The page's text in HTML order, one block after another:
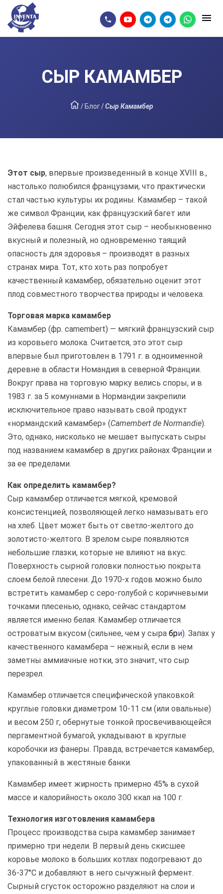
СЫР КАМАМБЕР
/ Блог/Сыр Камамбер
Этот сыр, впервые произведенный в конце XVIII в.,
настолько полюбился французами, что практически
стал частью культуры их родины. Камамбер – такой
же символ Франции, как французский багет или
Эйфелева башня. Сегодня этот сыр – необыкновенно
вкусный и полезный, но одновременно таящий
опасность для здоровья – производят в разных
странах мира. Тот, кто хоть раз попробует
качественный камамбер, обязательно оценит этот
плод совместного творчества природы и человека.
Торговая марка камамбер
Камамбер (фр. сamembert) — мягкий французский сыр
из коровьего молока. Считается, это этот сыр
впервые был приготовлен в 1791 г. в одноименной
деревне в области Номандия в северной Франции.
Вокруг права на торговую марку велись споры, и в
1983 г. за 5 комуннами в Нормандии закрепили
исключительное право называть свой продукт
«нормандский камамбер» (Camembert de Normandie).
Это, однако, нисколько не мешает выпускать сыры
под названием камамбер в других районах Франции и
за ее пределами.
Как определить камамбер?
Сыр камамбер отличается мягкой, кремовой
консистенцией, позволяющей легко намазывать его
на хлеб. Цвет может быть от светло-желтого до
золотисто-желтого. В зрелом сыре появляются
небольшие глазки, которые не влияют на вкус.
Поверхность сырной головки полностью покрыта
слоем белой плесени. До 1970-х годов можно было
встретить камамбер с серо-голубой с коричневыми
точками плесенью, однако, сейчас стандартом
является именно белая. Камамбер отличается
островатым вкусом (сильнее, чем у сыра бри). Запах у
качественного камамбера – нежный, если в нем
заметны аммиачные нотки, это значит, что сыр
перезрел.
Камамбер отличается специфической упаковкой:
круглые головки диаметром 10-11 см (или овальные)
и весом 250 г, обернутые тонкой просвечивающейся
пергаментной бумагой, укладывают в круглые
коробочки из фанеры. Правда, встречается камамбер,
упакованный в жестяные банки.
Камамбер имеет жирность примерно 45% в сухой
массе и калорийность около 300 ккал на 100 г.
Технология изготовления камамбера
Процесс производства сыра камамбер занимает
примерно три недели. В первый день скисшее
коровье молоко в больших котлах подогревают до
36-37°C и добавляют в него сычужный фермент.
Сырный сгусток осторожно разделяют на слои и